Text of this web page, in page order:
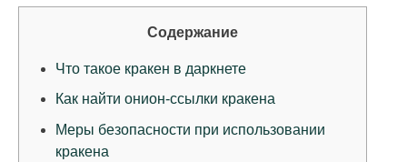
Содержание
Что такое кракен в даркнете
Как найти онион-ссылки кракена
Меры безопасности при использовании
кракена